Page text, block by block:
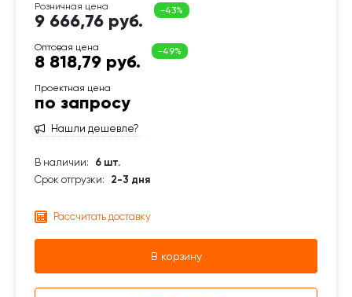
9 666,76 руб.
8 818,79 руб.
по запросу
Нашли дешевле?
В наличии:
6 шт.
Срок отгрузки:
2-3 дня
Рассчитать доставку
В корзину